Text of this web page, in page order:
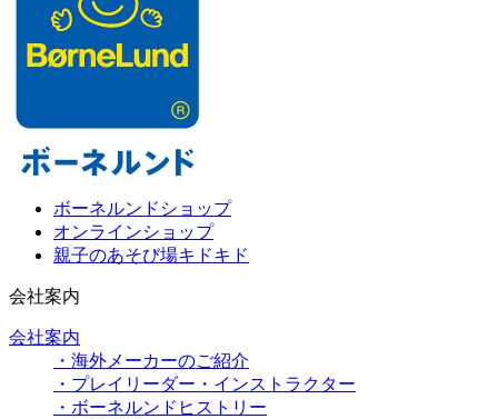
ボーネルンドショップ
オンラインショップ
親子のあそび場キドキド
会社案内
会社案内
・海外メーカーのご紹介
・プレイリーダー・インストラクター
・ボーネルンドヒストリー